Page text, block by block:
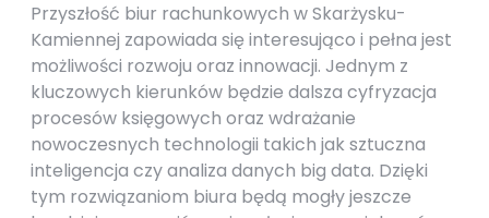
Przyszłość biur rachunkowych w Skarżysku-
Kamiennej zapowiada się interesująco i pełna jest
możliwości rozwoju oraz innowacji. Jednym z
kluczowych kierunków będzie dalsza cyfryzacja
procesów księgowych oraz wdrażanie
nowoczesnych technologii takich jak sztuczna
inteligencja czy analiza danych big data. Dzięki
tym rozwiązaniom biura będą mogły jeszcze